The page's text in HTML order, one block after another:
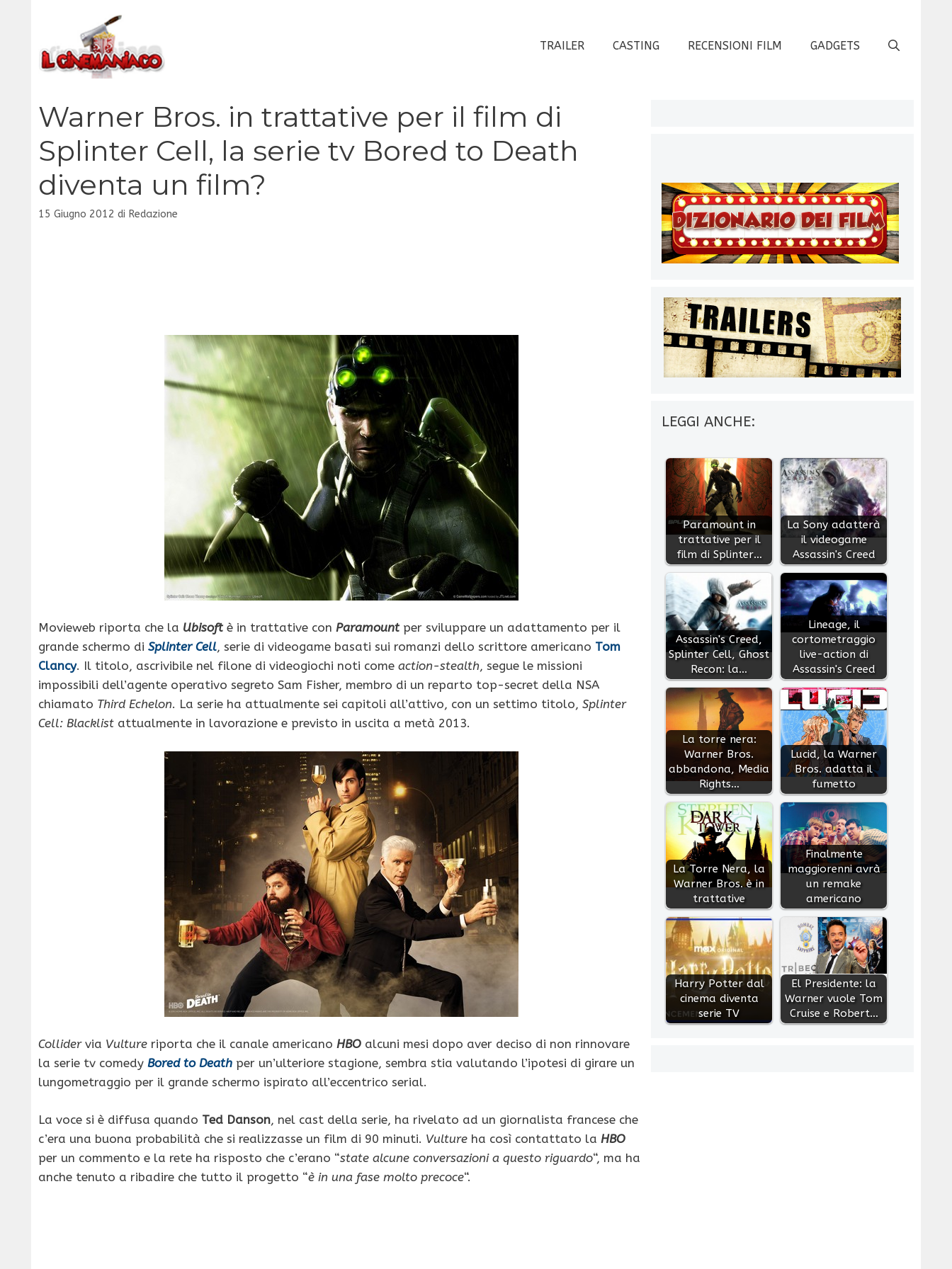
contenuto
TRAILER CASTING RECENSIONI FILM GADGETS
Warner Bros. in trattative per il film di
Splinter Cell, la serie tv Bored to Death
diventa un film?
15 Giugno 2012 di Redazione
Movieweb riporta che la Ubisoft è in trattative con Paramount per sviluppare un adattamento per il
grande schermo di Splinter Cell, serie di videogame basati sui romanzi dello scrittore americano Tom
Clancy. Il titolo, ascrivibile nel filone di videogiochi noti come action-stealth, segue le missioni
impossibili dell’agente operativo segreto Sam Fisher, membro di un reparto top-secret della NSA
chiamato Third Echelon. La serie ha attualmente sei capitoli all’attivo, con un settimo titolo, Splinter
Cell: Blacklist attualmente in lavorazione e previsto in uscita a metà 2013.
Collidervia Vulture riporta che il canale americano HBO alcuni mesi dopo aver deciso di non rinnovare
la serie tv comedy Bored to Death per un’ulteriore stagione, sembra stia valutando l’ipotesi di girare un
lungometraggio per il grande schermo ispirato all’eccentrico serial.
La voce si è diffusa quando Ted Danson, nel cast della serie, ha rivelato ad un giornalista francese che
c’era una buona probabilità che si realizzasse un film di 90 minuti. Vulture ha così contattato la HBO
per un commento e la rete ha risposto che c’erano “state alcune conversazioni a questo riguardo“, ma ha
anche tenuto a ribadire che tutto il progetto “è in una fase molto precoce“.
LEGGI ANCHE:
Paramount in
trattative per il
film di Splinter…
La Sony adatterà
il videogame
Assassin's Creed
Assassin's Creed,
Splinter Cell, Ghost
Recon: la…
Lineage, il
cortometraggio
live-action di
Assassin's Creed
La torre nera:
Warner Bros.
abbandona, Media
Rights…
Lucid, la Warner
Bros. adatta il
fumetto
La Torre Nera, la
Warner Bros. è in
trattative
Finalmente
maggiorenni avrà
un remake
americano
Harry Potter dal
cinema diventa
serie TV
El Presidente: la
Warner vuole Tom
Cruise e Robert…